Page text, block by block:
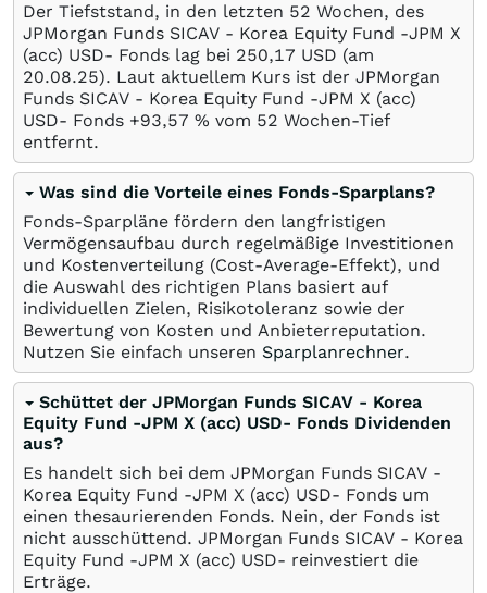
Der Tiefststand, in den letzten 52 Wochen, des
JPMorgan Funds SICAV - Korea Equity Fund -JPM X
(acc) USD- Fonds lag bei 250,17 USD (am
20.08.25). Laut aktuellem Kurs ist der JPMorgan
Funds SICAV - Korea Equity Fund -JPM X (acc)
USD- Fonds +93,57 % vom 52 Wochen-Tief
entfernt.
Was sind die Vorteile eines Fonds-Sparplans?
Fonds-Sparpläne fördern den langfristigen
Vermögensaufbau durch regelmäßige Investitionen
und Kostenverteilung (Cost-Average-Effekt), und
die Auswahl des richtigen Plans basiert auf
individuellen Zielen, Risikotoleranz sowie der
Bewertung von Kosten und Anbieterreputation.
Nutzen Sie einfach unseren Sparplanrechner.
Schüttet der JPMorgan Funds SICAV - Korea
Equity Fund -JPM X (acc) USD- Fonds Dividenden
aus?
Es handelt sich bei dem JPMorgan Funds SICAV -
Korea Equity Fund -JPM X (acc) USD- Fonds um
einen thesaurierenden Fonds. Nein, der Fonds ist
nicht ausschüttend. JPMorgan Funds SICAV - Korea
Equity Fund -JPM X (acc) USD- reinvestiert die
Erträge.